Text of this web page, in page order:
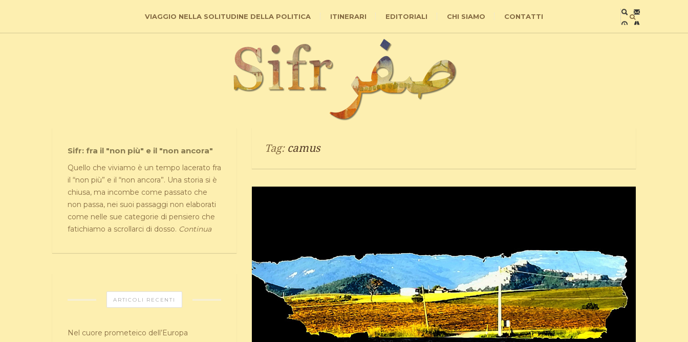
VIAGGIO NELLA SOLITUDINE DELLA POLITICA ITINERARI EDITORIALI CHI SIAMO CONTATTI
Tag: camus
Sifr: fra il "non più" e il "non ancora"
Quello che viviamo è un tempo lacerato fra
il “non più” e il “non ancora”. Una storia si è
chiusa, ma incombe come passato che
non passa, nei suoi passaggi non elaborati
come nelle sue categorie di pensiero che
fatichiamo a scrollarci di dosso. Continua
ARTICOLI RECENTI
Nel cuore prometeico dell’Europa